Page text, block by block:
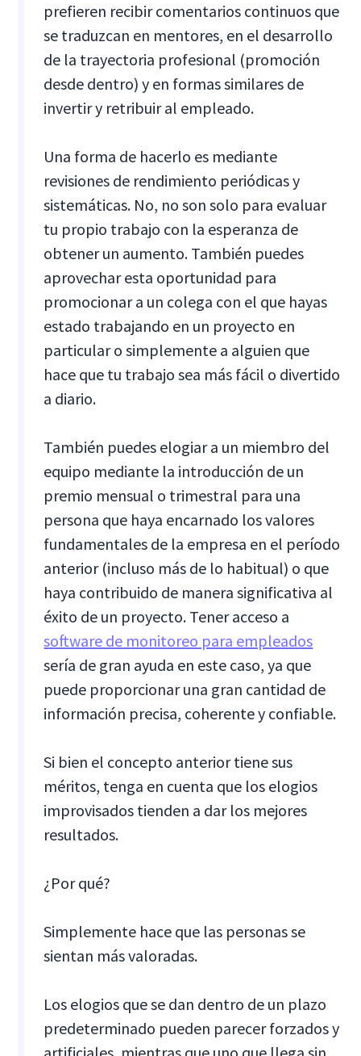
prefieren recibir comentarios continuos que
se traduzcan en mentores, en el desarrollo
de la trayectoria profesional (promoción
desde dentro) y en formas similares de
invertir y retribuir al empleado.
Una forma de hacerlo es mediante
revisiones de rendimiento periódicas y
sistemáticas. No, no son solo para evaluar
tu propio trabajo con la esperanza de
obtener un aumento. También puedes
aprovechar esta oportunidad para
promocionar a un colega con el que hayas
estado trabajando en un proyecto en
particular o simplemente a alguien que
hace que tu trabajo sea más fácil o divertido
a diario.
También puedes elogiar a un miembro del
equipo mediante la introducción de un
premio mensual o trimestral para una
persona que haya encarnado los valores
fundamentales de la empresa en el período
anterior (incluso más de lo habitual) o que
haya contribuido de manera significativa al
éxito de un proyecto. Tener acceso a
software de monitoreo para empleados
sería de gran ayuda en este caso, ya que
puede proporcionar una gran cantidad de
información precisa, coherente y confiable.
Si bien el concepto anterior tiene sus
méritos, tenga en cuenta que los elogios
improvisados tienden a dar los mejores
resultados.
¿Por qué?
Simplemente hace que las personas se
sientan más valoradas.
Los elogios que se dan dentro de un plazo
predeterminado pueden parecer forzados y